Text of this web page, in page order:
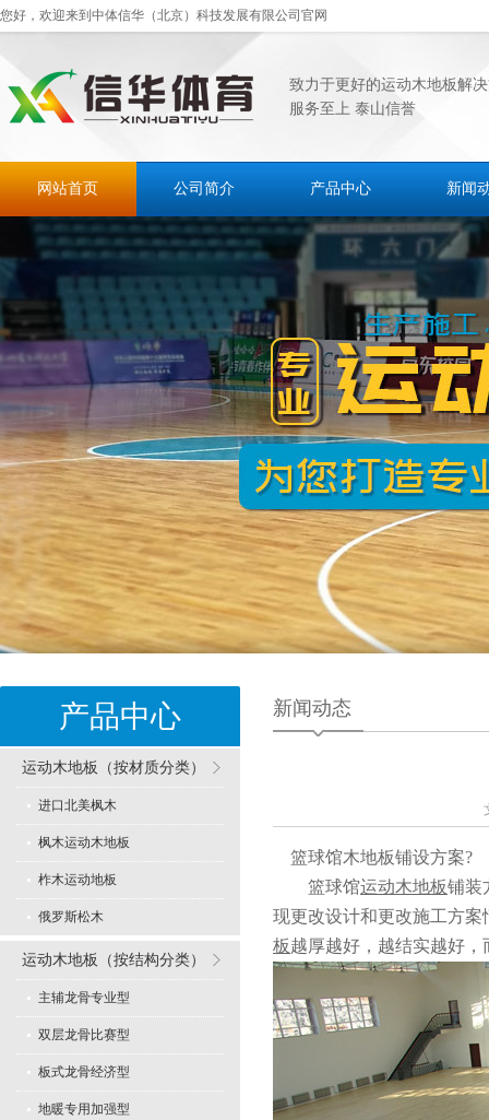
您好，欢迎来到中体信华（北京）科技发展有限公司官网
致力于更好的运动木地板解
服务至上 泰山信誉
网站首页 公司简介 产品中心 新闻
产品中心
运动木地板（按材质分类）
进口北美枫木
枫木运动木地板
柞木运动地板
俄罗斯松木
运动木地板（按结构分类）
主辅龙骨专业型
双层龙骨比赛型
板式龙骨经济型
地暖专用加强型
专业舞蹈地板型
新闻动态
篮球馆木地板铺设方案?
篮球馆运动木地板铺装
现更改设计和更改施工方
板越厚越好，越结实越好